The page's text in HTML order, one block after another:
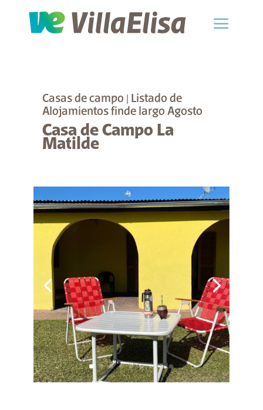
Casas de campo | Listado de
Alojamientos finde largo Agosto
Casa de Campo La
Matilde